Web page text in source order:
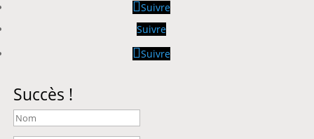
Suivre
Suivre
Suivre
Succès !